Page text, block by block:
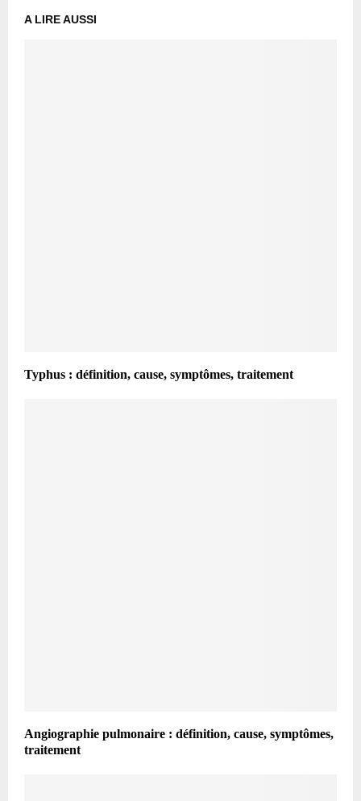
A LIRE AUSSI
Typhus : définition, cause, symptômes, traitement
Angiographie pulmonaire : définition, cause, symptômes,
traitement